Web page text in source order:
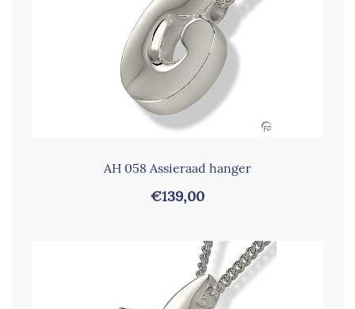
AH 058 Assieraad hanger
€139,00